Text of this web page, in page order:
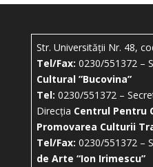
Str. Universității Nr. 48,
Tel/Fax: 0230/551372 –
Cultural ”Bucovina”
Tel: 0230/551372 –
Direcția Centrul Pentru
Promovarea Culturii
Tel/Fax: 0230/551372 –
de Arte “Ion Irimescu”